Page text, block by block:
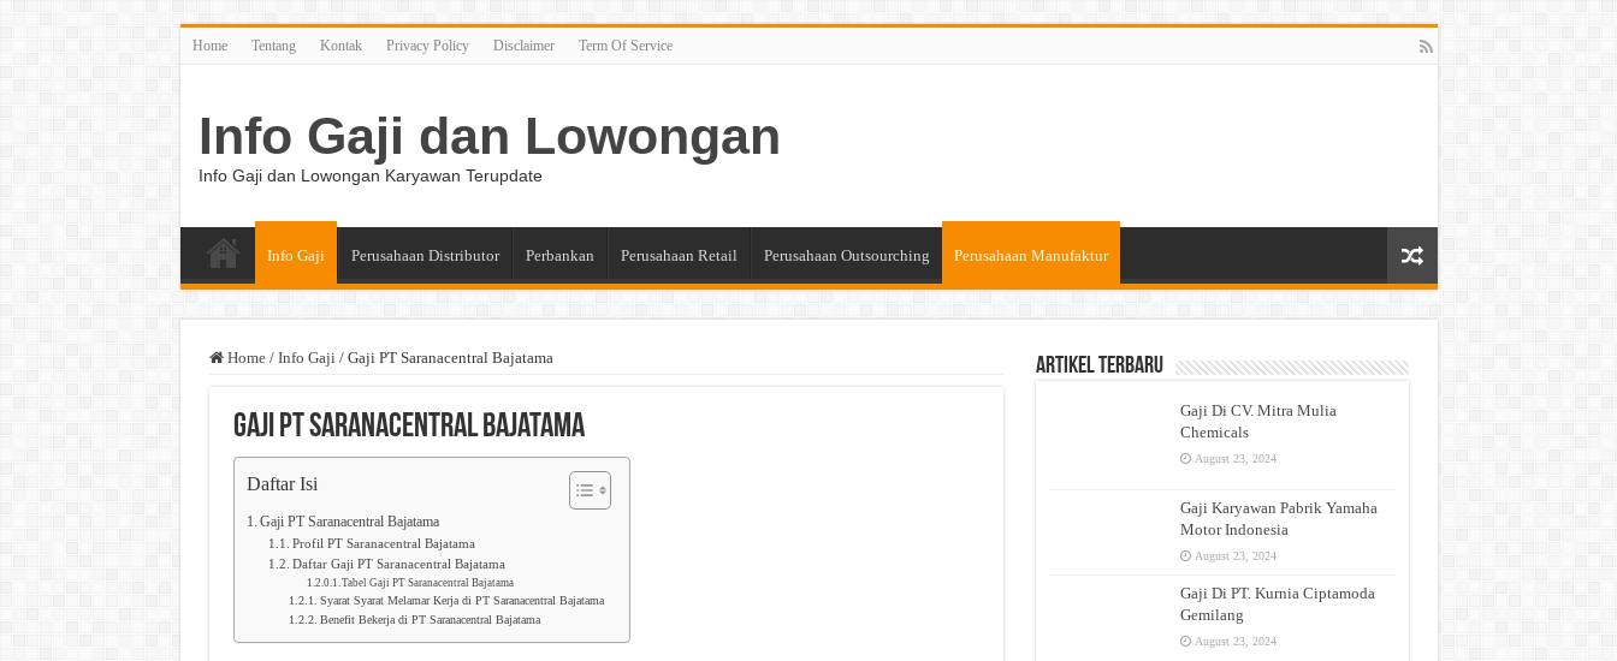
Home Tentang Kontak Privacy Policy Disclaimer Term Of Service
Info Gaji dan Lowongan
Info Gaji dan Lowongan Karyawan Terupdate
Info Gaji Perusahaan Distributor Perbankan Perusahaan Retail Perusahaan Outsourching Perusahaan Manufaktur
Home / Info Gaji / Gaji PT Saranacentral Bajatama
Gaji PT Saranacentral Bajatama
Daftar Isi
Gaji PT Saranacentral Bajatama
Profil PT Saranacentral Bajatama
Daftar Gaji PT Saranacentral Bajatama
Tabel Gaji PT Saranacentral Bajatama
Syarat Syarat Melamar Kerja di PT Saranacentral Bajatama
Benefit Bekerja di PT Saranacentral Bajatama
Artikel Terbaru
Gaji Di CV. Mitra Mulia
Chemicals
August 23, 2024
Gaji Karyawan Pabrik Yamaha
Motor Indonesia
August 23, 2024
Gaji Di PT. Kurnia Ciptamoda
Gemilang
August 23, 2024